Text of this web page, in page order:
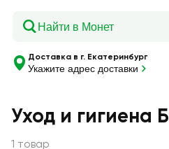
Доставка в г. Екатеринбург
Укажите адрес доставки
Уход и гигиена
1 товар